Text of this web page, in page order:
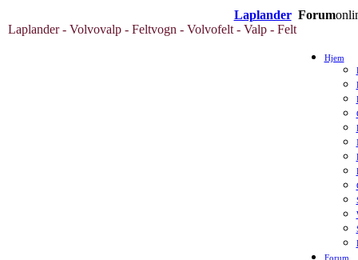
Laplander Forum
Laplander - Volvovalp - Feltvogn - Volvofelt - Valp - Felt
Hjem
Forum